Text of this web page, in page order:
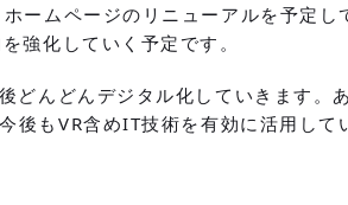
ームページのリニューアルを予定し
強化していく予定です。
どんどんデジタル化していきます。
後もVR含めIT技術を有効に活用して